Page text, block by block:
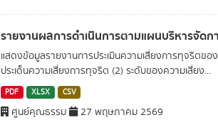
รายงานผลการดำเนินการตามแผนบริหารจัด
แสดงข้อมูลรายงานการประเมินความเสี่ยงการทุจริต
ประเด็นความเสี่ยงการทุจริต (2) ระดับของความเสี่ยง...
PDF XLSX CSV
ศูนย์คุณธรรม 27 พฤษภาคม 2569